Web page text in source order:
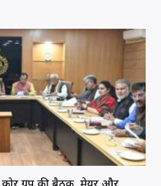
ai
l
ar
e
कोर ग्रुप की बैठक, मेयर और